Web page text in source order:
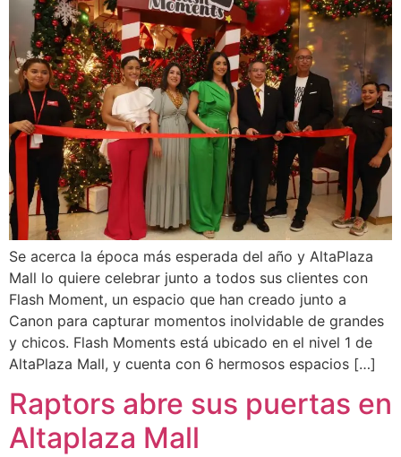
Se acerca la época más esperada del año y AltaPlaza
Mall lo quiere celebrar junto a todos sus clientes con
Flash Moment, un espacio que han creado junto a
Canon para capturar momentos inolvidable de grandes
y chicos. Flash Moments está ubicado en el nivel 1 de
AltaPlaza Mall, y cuenta con 6 hermosos espacios […]
Raptors abre sus puertas en
Altaplaza Mall